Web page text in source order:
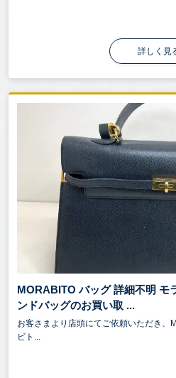
詳しく見
MORABITO バッグ 詳細不明 モ
ンドバッグのお買い取 ...
お客さまより店頭にてご依頼いただき、
ビト...